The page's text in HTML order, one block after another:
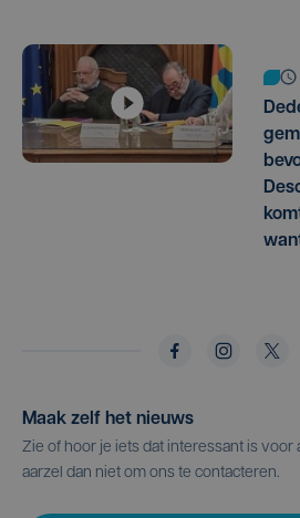
Maak zelf het nieuws
Zie of hoor je iets dat interessant is voor
aarzel dan niet om ons te contacteren.